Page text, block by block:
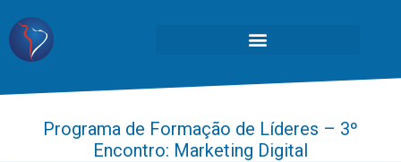
Programa de Formação de Líderes – 3º
Encontro: Marketing Digital